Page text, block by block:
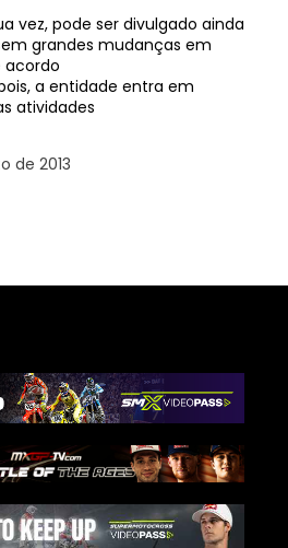
vez, pode ser divulgado ainda
grandes mudanças em
acordo
a entidade entra em
atividades
de 2013